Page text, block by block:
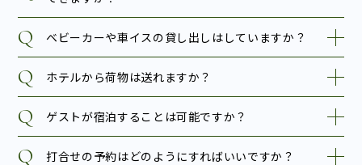
ベビーカーや車イスの貸し出しはしていますか？
ホテルから荷物は送れますか？
ゲストが宿泊することは可能ですか？
打合せの予約はどのようにすればいいですか？